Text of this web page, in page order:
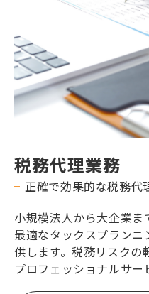
税務代理業務
正確で効果的な税務代
小規模法人から大企業ま
最適なタックスプラン
供します。税務リスクの
プロフェッショナルサー